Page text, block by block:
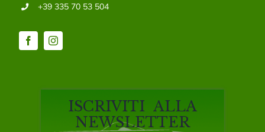
+39 335 70 53 504
ISCRIVITI ALLA
NEWSLETTER